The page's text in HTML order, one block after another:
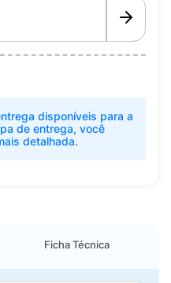
disponíveis para a
de entrega, você
detalhada.
Ficha Técnica